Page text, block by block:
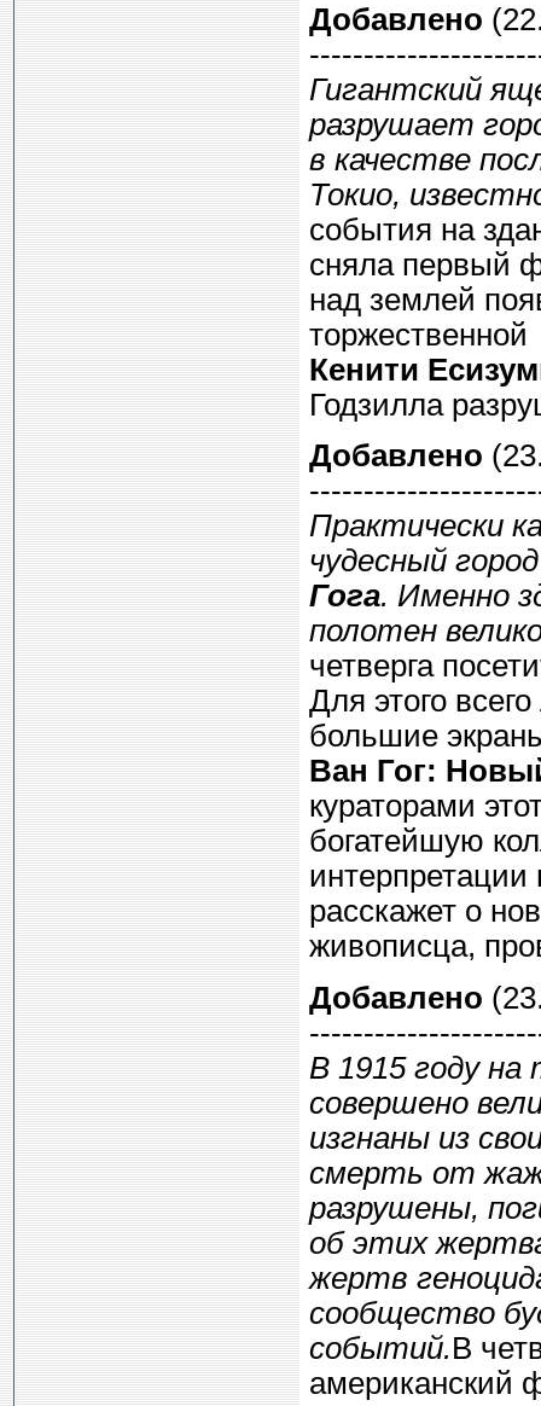
Добавлено
Гигантский
разрушает
в качестве
Токио,
события на
сняла первый
над землей
Кенити
Годзилла
Добавлено
Практически
чудесный
Гога. Именно
полотен
четверга
Для этого
большие
Ван Гог:
кураторами
богатейшую
интерпретации
расскажет о
живописца,
Добавлено
В 1915 году
совершено
изгнаны из
смерть от
разрушены,
об этих
жертв
сообщество
событий.В
американский